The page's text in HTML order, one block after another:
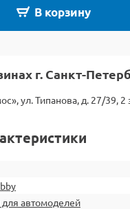
В корзину
г. Санкт-
ул. Типанова, д. 27/39, 2
для автомоделей